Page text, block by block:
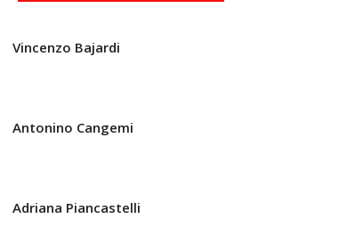
Vincenzo Bajardi
Antonino Cangemi
Adriana Piancastelli